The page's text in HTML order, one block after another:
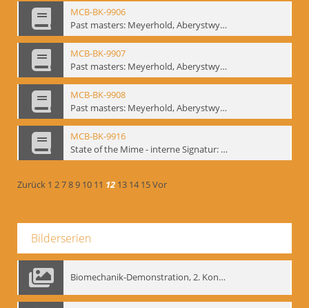
MCB-BK-9906
Past masters: Meyerhold, Aberystwyth, 27.-29.10.1995 - interne Signatur: BM-prt-94-6
MCB-BK-9907
Past masters: Meyerhold, Aberystwyth, 27.-29.10.1995 - interne Signatur: BM-prt-94-7
MCB-BK-9908
Past masters: Meyerhold, Aberystwyth, 27.-29.10.1995 - interne Signatur: BM-prt-94-8
MCB-BK-9916
State of the Mime - interne Signatur: BM-prt-100
Zurück 1 2789 10 11 12 13 14 15Vor
Bilderserien
Biomechanik-Demonstration, 2. Kongress der EMF, Mai 1995